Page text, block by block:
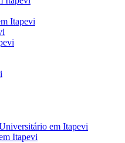
Itapevi
em Itapevi
Itapevi